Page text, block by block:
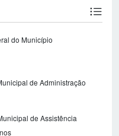
do Município
de Administração
de Assistência